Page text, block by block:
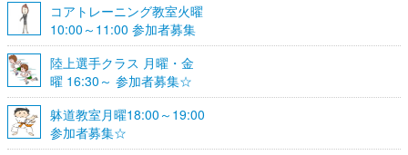
コアトレーニング教室火曜
10:00～11:00 参加者募集
陸上選手クラス 月曜・金
曜 16:30～ 参加者募集☆
躰道教室月曜18:00～19:00
参加者募集☆